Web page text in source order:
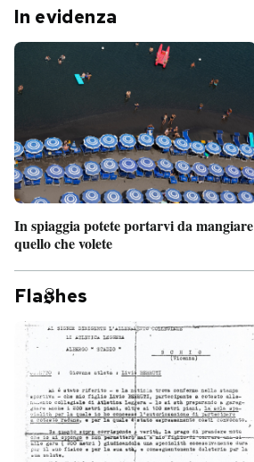
SHOP
CALENDARIO
AREA PERSONALE
Entra
In evidenza
In spiaggia potete portarvi da mangiare
quello che volete
Fla hes